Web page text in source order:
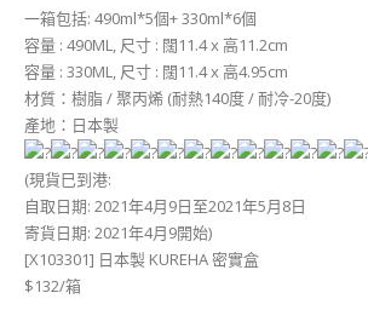
一箱包括: 490ml*5個+ 330ml*6個
容量 : 490ML, 尺寸 : 闊11.4 x 高11.2cm
容量 : 330ML, 尺寸 : 闊11.4 x 高4.95cm
材質：樹脂 / 聚丙烯 (耐熱140度 / 耐冷-20度)
產地：日本製
(現貨巳到港:
自取日期: 2021年4月9日至2021年5月8日
寄貨日期: 2021年4月9開始)
[X103301] 日本製 KUREHA 密實盒
$132/箱